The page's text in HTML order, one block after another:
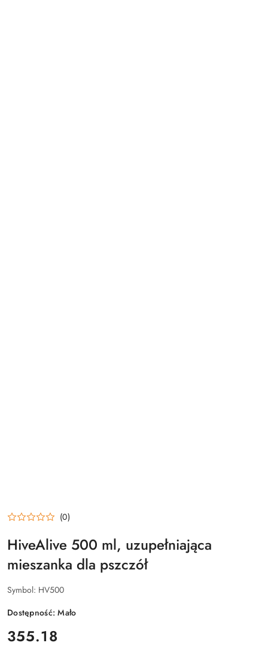
(0)
HiveAlive 500 ml, uzupełniająca
mieszanka dla pszczół
Symbol: HV500
Dostępność:Mało
cena:
355.18